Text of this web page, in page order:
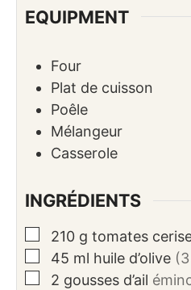
EQUIPMENT
Four
Plat de cuisson
Poêle
Mélangeur
Casserole
INGRÉDIENTS
▢
210 g tomates
▢
45 ml huile d’olive
▢
2 gousses d’ail